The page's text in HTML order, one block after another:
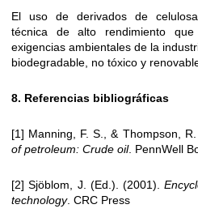
El uso de derivados de
técnica de alto rendimiento
exigencias ambientales de la
biodegradable, no tóxico y
8. Referencias bibliográficas
[1] Manning, F. S., & Thompson,
of petroleum: Crude oil. PennWell
[2] Sjöblom, J. (Ed.). (2001).
technology. CRC Press